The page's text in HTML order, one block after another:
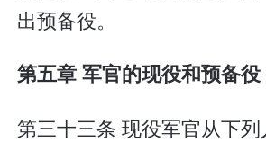
出预备役。
第五章 军官的现役和预备役
第三十三条 现役军官从下列